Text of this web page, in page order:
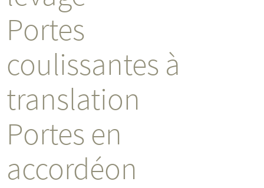
Portes
coulissantes à
translation
Portes en
accordéon